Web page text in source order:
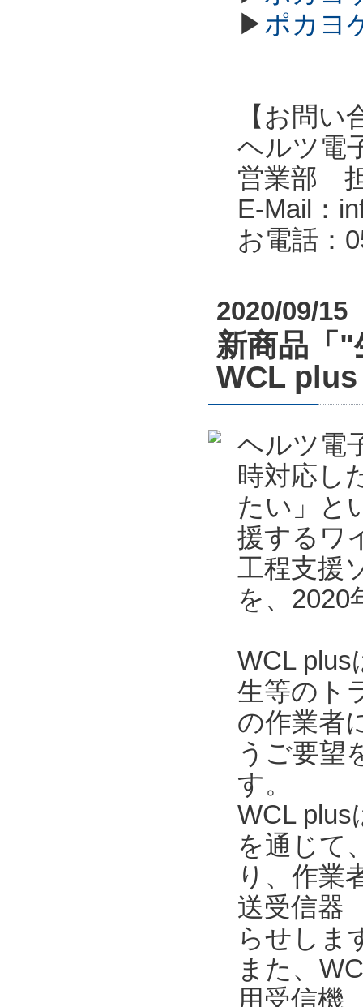
▶ポカヨ
【お問い
ヘルツ電
営業部
E-Mail：
お電話：
2020/09/15
新商品「
WCL plus
ヘルツ電
時対応し
たい」と
援するワ
工程支援
を、2020
WCL plus
生等のト
の作業者
うご要望
す。
WCL
を通じて
り、作業
送受信器
らせしま
また、
用受信機